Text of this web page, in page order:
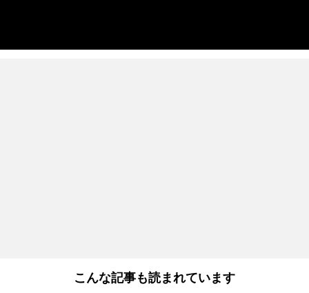
こんな記事も読まれています